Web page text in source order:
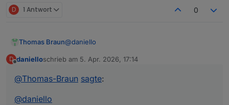
D 1 Antwort 0
Thomas Braun@daniello
Damit ist ein
D danielloschrieb am 5. Apr. 2026, 17:14
zuletzt editiert von
@Thomas-Braun sagte:
@daniello